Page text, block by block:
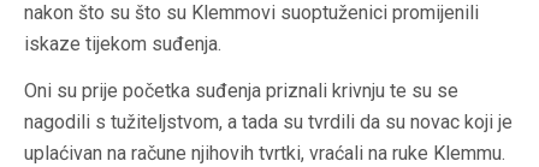
nakon što su što su Klemmovi suoptuženici promijenili
iskaze tijekom suđenja.
Oni su prije početka suđenja priznali krivnju te su se
nagodili s tužiteljstvom, a tada su tvrdili da su novac koji je
uplaćivan na račune njihovih tvrtki, vraćali na ruke Klemmu.